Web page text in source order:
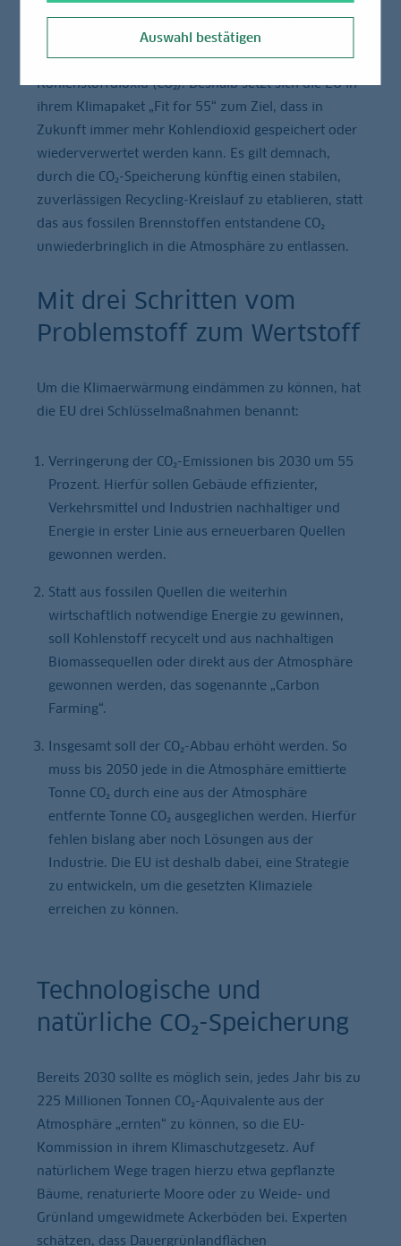
Nahrungsmitteln, Energie oder Baumaterialien. Dabei
entsteht allerdings auch klimaschädliches
Kohlenstoffdioxid (CO₂). Deshalb setzt sich die EU in
ihrem Klimapaket „Fit for 55“ zum Ziel, dass in
Zukunft immer mehr Kohlendioxid gespeichert oder
wiederverwertet werden kann. Es gilt demnach,
durch die CO₂-Speicherung künftig einen stabilen,
zuverlässigen Recycling-Kreislauf zu etablieren, statt
das aus fossilen Brennstoffen entstandene CO₂
unwiederbringlich in die Atmosphäre zu entlassen.
Mit drei Schritten vom
Problemstoff zum Wertstoff
Um die Klimaerwärmung eindämmen zu können, hat
die EU drei Schlüsselmaßnahmen benannt:
Verringerung der CO₂-Emissionen bis 2030 um 55
Prozent. Hierfür sollen Gebäude effizienter,
Verkehrsmittel und Industrien nachhaltiger und
Energie in erster Linie aus erneuerbaren Quellen
gewonnen werden.
Statt aus fossilen Quellen die weiterhin
wirtschaftlich notwendige Energie zu gewinnen,
soll Kohlenstoff recycelt und aus nachhaltigen
Biomassequellen oder direkt aus der Atmosphäre
gewonnen werden, das sogenannte „Carbon
Farming“.
Insgesamt soll der CO₂-Abbau erhöht werden. So
muss bis 2050 jede in die Atmosphäre emittierte
Tonne CO₂ durch eine aus der Atmosphäre
entfernte Tonne CO₂ ausgeglichen werden. Hierfür
fehlen bislang aber noch Lösungen aus der
Industrie. Die EU ist deshalb dabei, eine Strategie
zu entwickeln, um die gesetzten Klimaziele
erreichen zu können.
Technologische und
natürliche CO₂-Speicherung
Bereits 2030 sollte es möglich sein, jedes Jahr bis zu
225 Millionen Tonnen CO₂-Äquivalente aus der
Atmosphäre „ernten“ zu können, so die EU-
Kommission in ihrem Klimaschutzgesetz. Auf
natürlichem Wege tragen hierzu etwa gepflanzte
Bäume, renaturierte Moore oder zu Weide- und
Grünland umgewidmete Ackerböden bei. Experten
schätzen, dass Dauergrünlandflächen
Auswahl bestätigen